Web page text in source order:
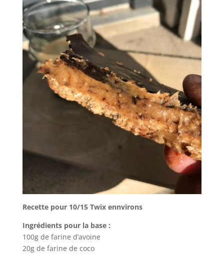
Recette pour 10/15 Twix ennvirons
Ingrédients pour la base :
100g de farine d’avoine
20g de farine de coco